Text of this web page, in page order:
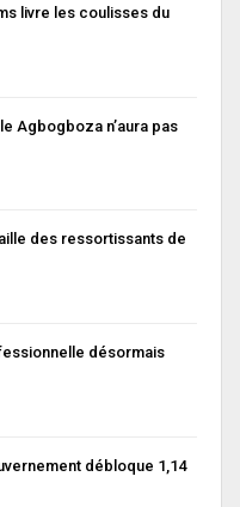
livre les coulisses du
Agbogboza n’aura pas
des ressortissants de
désormais
débloque 1,14